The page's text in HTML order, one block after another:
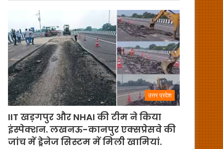
उत्तर प्रदेश
IIT खड़गपुर और NHAI की टीम ने किया
इंस्पेक्शन. लखनऊ-कानपुर एक्सप्रेसवे की
जांच में ड्रेनेज सिस्टम में मिली खामियां.